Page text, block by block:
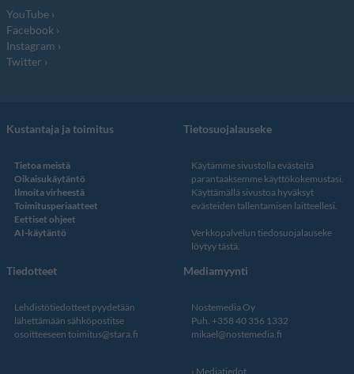
YouTube
Facebook
Instagram
Twitter
Kustantaja ja toimitus
Tietoa meistä
Oikaisukäytäntö
Ilmoita virheestä
Toimitusperiaatteet
Eettiset ohjeet
AI-käytäntö
Tietosuojalauseke
Käytämme sivustolla evästeitä
parantaaksemme käyttökokemustasi.
Käyttämällä sivustoa hyväksyt
evästeiden tallentamisen laitteellesi.
Verkkopalvelun tiedosuojalauseke
löytyy tästä.
Tiedotteet
Lehdistötiedotteet pyydetään
lähettämään sähköpostitse
osoitteeseen toimitus@stara.fi
Mediamyynti
Nostemedia Oy
Puh. +358 40 356 1332
mikael@nostemedia.fi
Mediatiedot